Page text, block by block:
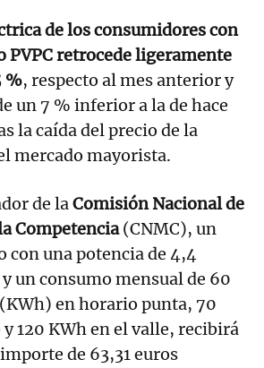
de los consumidores con
PVPC retrocede ligeramente
%, respecto al mes anterior y
un 7 % inferior a la de hace
la caída del precio de la
mercado mayorista.
de laComisión Nacional de
Competencia(CNMC), un
con una potencia de 4,4
un consumo mensual de 60
en horario punta, 70
120 KWh en el valle, recibirá
de 63,31 euros